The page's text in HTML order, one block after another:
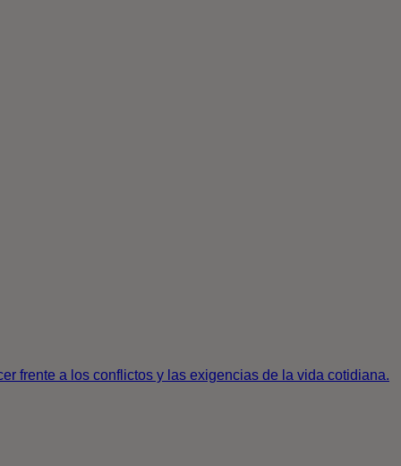
frente a los conflictos y las exigencias de la vida cotidiana.